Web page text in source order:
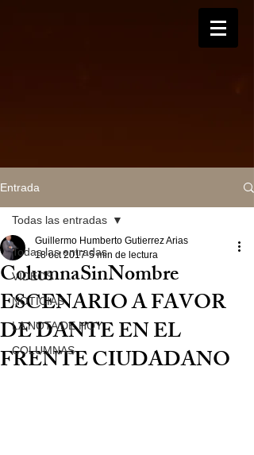
Entrada
Todas las entradas
VIDEOS
NOTICIAS
LA NOTA DE HOY
COLUMNAS
Todas las entradas
ColumnaSinNombre
ESCENARIO A FAVOR
DE DANTE EN EL
FRENTE CIUDADANO
Guillermo Humberto Gutierrez Arias
18 oct 2017 5 min de lectura